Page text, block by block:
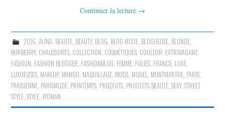
Continuer la lecture →
2016 ALINA, BEAUTE, BEAUTY, BLOG BLOG MODE, BLOGUEUSE, BLONDE,
BURBERRY, CHAUSSURES COLLECTION COSMÉTIQUES COULEUR EXTRAVAGANT,
FASHION FASHION BLOGGER FASHIONBLOG FEMME FOLIES FRANCE LUXE
LUXUEUSES MAKEUP, MANGO MAQUILLAGE MODE MODEL MONTMARTRE PARIS
PARISIENNE PARISMODE PRINTEMPS PRODUITS PRODUITS BEAUTÉ ,SEXY,STREET
STYLE ,STYLE ,WOMAN